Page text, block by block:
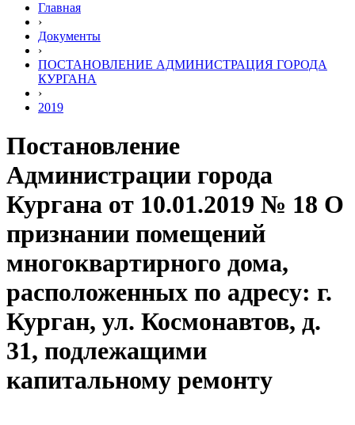
Главная
›
Документы
›
ПОСТАНОВЛЕНИЕ АДМИНИСТРАЦИЯ ГОРОДА
КУРГАНА
›
2019
Постановление
Администрации города
Кургана от 10.01.2019 № 18 О
признании помещений
многоквартирного дома,
расположенных по адресу: г.
Курган, ул. Космонавтов, д.
31, подлежащими
капитальному ремонту